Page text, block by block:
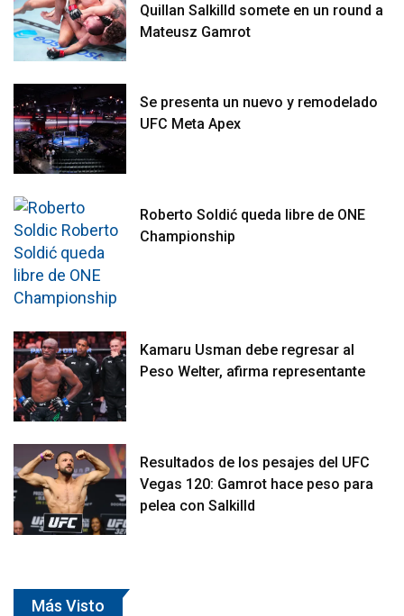
Quillan Salkilld somete en un round a
Mateusz Gamrot
Se presenta un nuevo y remodelado
UFC Meta Apex
Roberto Soldić queda libre de ONE
Championship
Kamaru Usman debe regresar al
Peso Welter, afirma representante
Resultados de los pesajes del UFC
Vegas 120: Gamrot hace peso para
pelea con Salkilld
Más Visto